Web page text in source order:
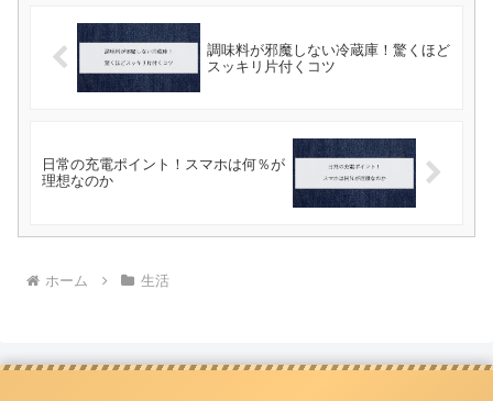
調味料が邪魔しない冷蔵庫！驚くほど
スッキリ片付くコツ
日常の充電ポイント！スマホは何％が
理想なのか
ホーム 生活